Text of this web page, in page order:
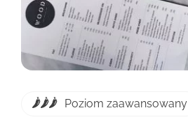
Poziom zaawansowany